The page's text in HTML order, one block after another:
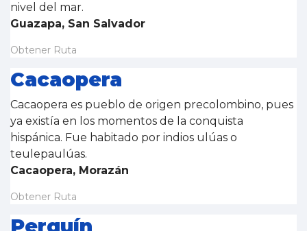
nivel del mar.​
Guazapa, San Salvador
Obtener Ruta
Cacaopera
Cacaopera es pueblo de origen precolombino, pues
ya existía en los momentos de la conquista
hispánica. Fue habitado por indios ulúas o
teulepaulúas.
Cacaopera, Morazán
Obtener Ruta
Perquín